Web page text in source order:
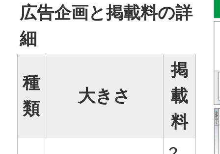
広告企画と掲載料の詳
細
種
類
大きさ
掲
載
料